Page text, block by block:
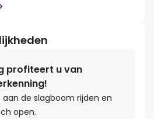
profiteert u van
de slagboom rijden en
open.